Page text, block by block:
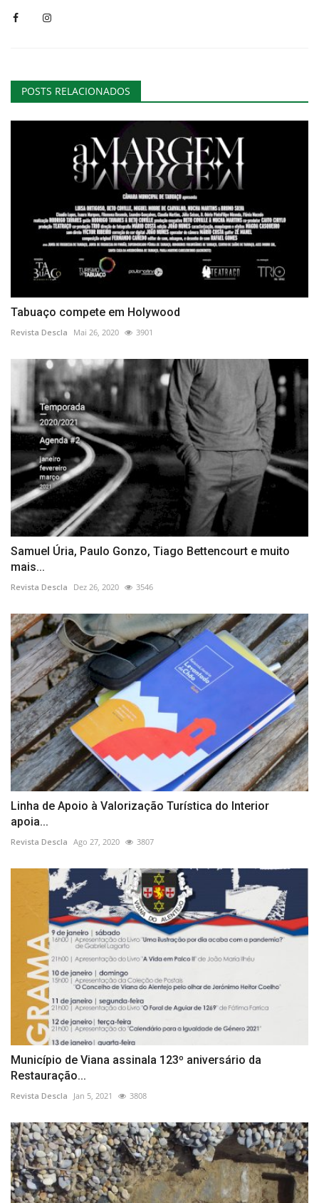
POSTS RELACIONADOS
Tabuaço compete em Holywood
Revista Descla Mai 26, 2020 3901
Samuel Úria, Paulo Gonzo, Tiago Bettencourt e muito
mais...
Revista Descla Dez 26, 2020 3546
Linha de Apoio à Valorização Turística do Interior
apoia...
Revista Descla Ago 27, 2020 3807
Município de Viana assinala 123º aniversário da
Restauração...
Revista Descla Jan 5, 2021 3808